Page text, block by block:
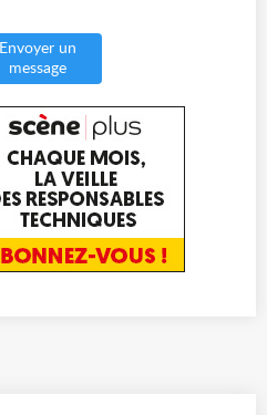
Envoyer un
message